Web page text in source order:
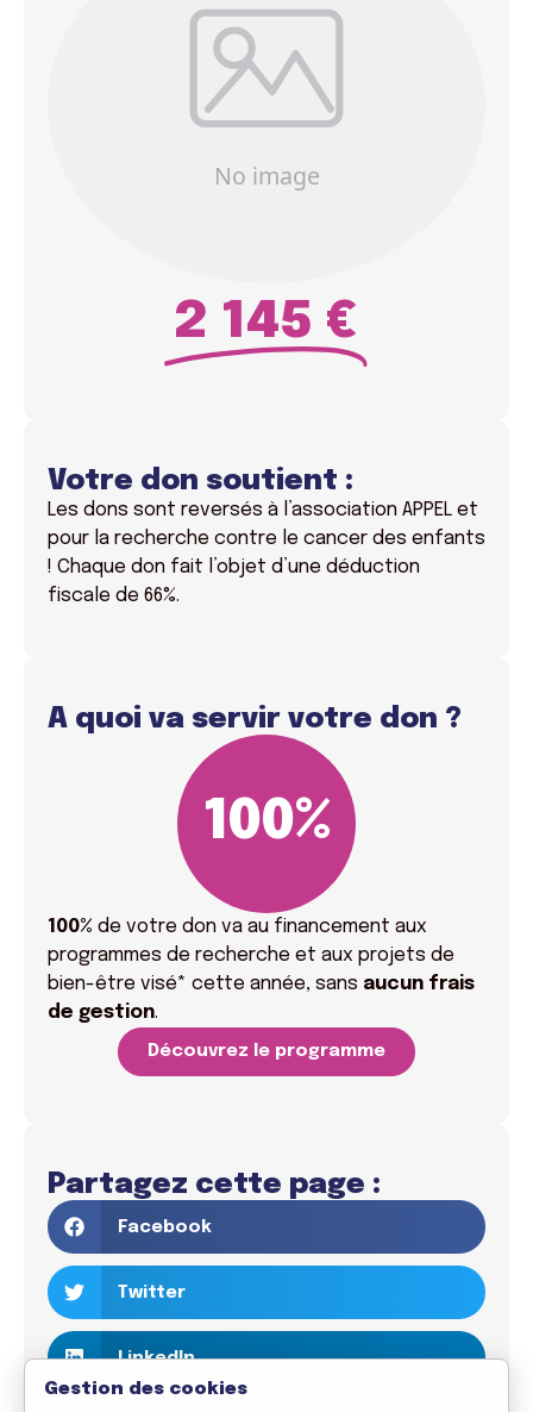
2 145 €
Votre don soutient :
Les dons sont reversés à l’association APPEL et
pour la recherche contre le cancer des enfants
! Chaque don fait l’objet d’une déduction
fiscale de 66%.
A quoi va servir votre don ?
100%
100% de votre don va au financement aux
programmes de recherche et aux projets de
bien-être visé* cette année, sans aucun frais
de gestion.
Découvrez le programme
Partagez cette page :
Facebook
Twitter
LinkedIn
Gestion des cookies